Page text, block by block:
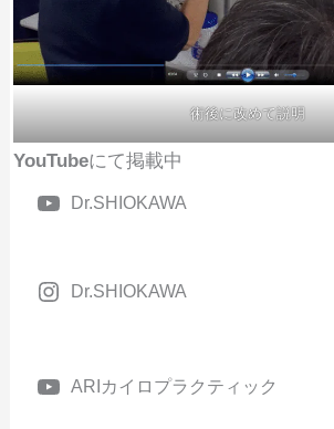
術後に改めて説明
YouTubeにて掲載中
Dr.SHIOKAWA
Dr.SHIOKAWA
ARIカイロプラクティック